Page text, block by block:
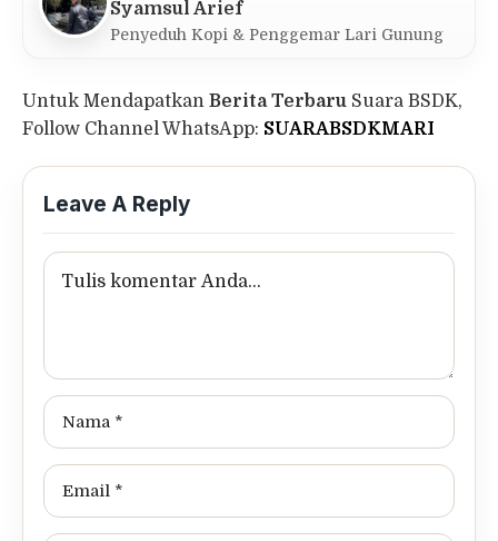
Syamsul Arief
Penyeduh Kopi & Penggemar Lari Gunung
Untuk Mendapatkan Berita Terbaru Suara BSDK,
Follow Channel WhatsApp: SUARABSDKMARI
Leave A Reply